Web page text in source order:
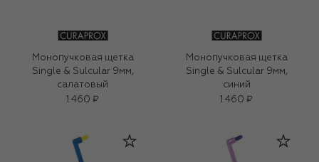
Монопучковая щетка
Single & Sulcular 9мм,
салатовый
1 460 ₽
Монопучковая щетка
Single & Sulcular 9мм,
синий
1 460 ₽